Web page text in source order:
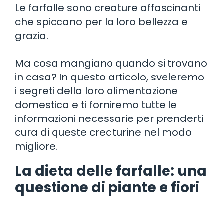
Le farfalle sono creature affascinanti
che spiccano per la loro bellezza e
grazia.
Ma cosa mangiano quando si trovano
in casa? In questo articolo, sveleremo
i segreti della loro alimentazione
domestica e ti forniremo tutte le
informazioni necessarie per prenderti
cura di queste creaturine nel modo
migliore.
La dieta delle farfalle: una
questione di piante e fiori